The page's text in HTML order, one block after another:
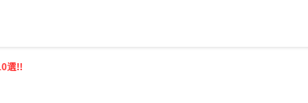
選!!